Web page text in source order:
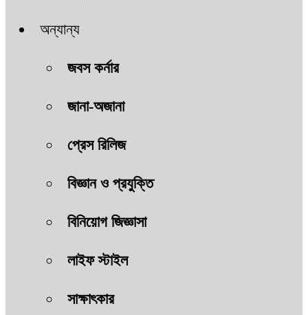
অন্যান্য
জবস কর্নার
জানা-অজানা
প্রেস রিলিজ
বিজ্ঞান ও প্রযুক্তি
বিনিয়োগ জিজ্ঞাসা
লাইফ স্টাইল
সাক্ষাৎকার